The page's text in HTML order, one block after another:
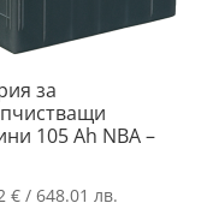
за
105 Ah NBA –
€ / 648.01 лв.